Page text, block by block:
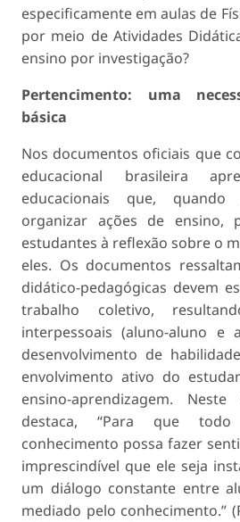
especificamente em aulas de
por meio de Atividades
ensino por investigação?
Pertencimento: uma
básica
Nos documentos oficiais que
educacional brasileira
educacionais que, quando
organizar ações de ensino,
estudantes à reflexão sobre o
eles. Os documentos
didático-pedagógicas devem
trabalho coletivo,
interpessoais (aluno-aluno e
desenvolvimento de
envolvimento ativo do
ensino-aprendizagem.
destaca, “Para que
conhecimento possa fazer
imprescindível que ele seja
um diálogo constante entre
mediado pelo conhecimento.”